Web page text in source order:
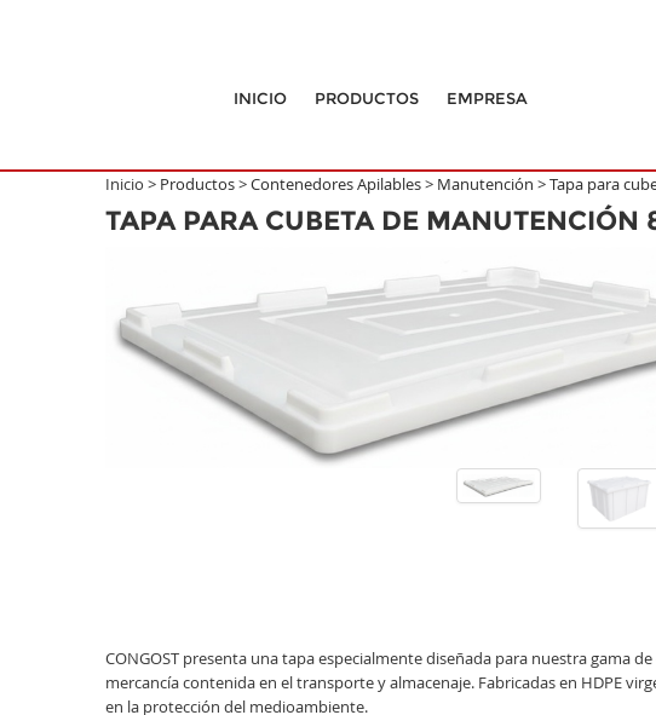
INICIO PRODUCTOS EMPRESA
Inicio > Productos>Contenedores Apilables> Manutención >Tapa para
TAPA PARA CUBETA DE
CONGOST presenta una tapa especialmente diseñada para nuestra gama
mercancía contenida en el transporte y almacenaje. Fabricadas en HDPE
en la protección del medioambiente.